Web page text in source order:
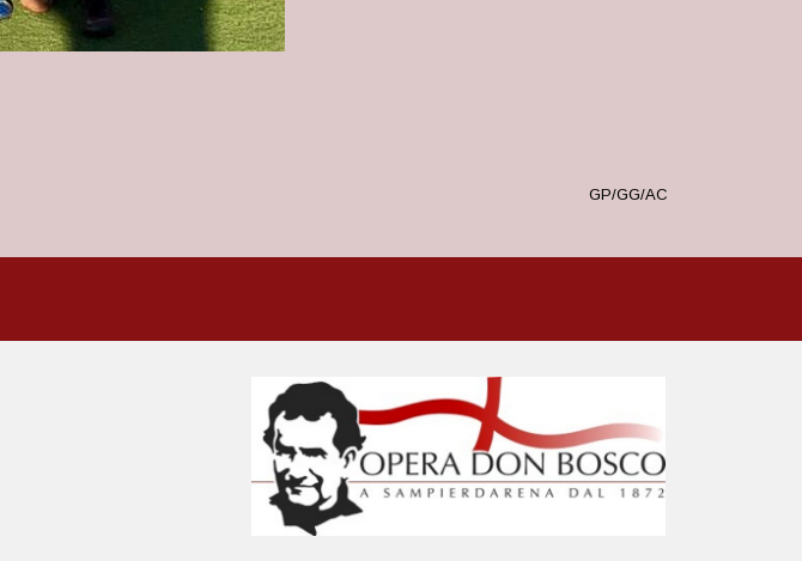
GP/GG/AC